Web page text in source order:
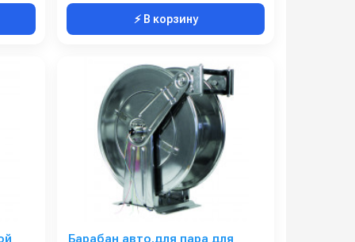
⚡ В корзину
Барабан авто.для пара для